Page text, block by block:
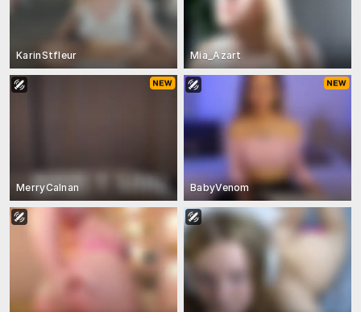
KarinStfleur Mia_Azart
MerryCalnan BabyVenom